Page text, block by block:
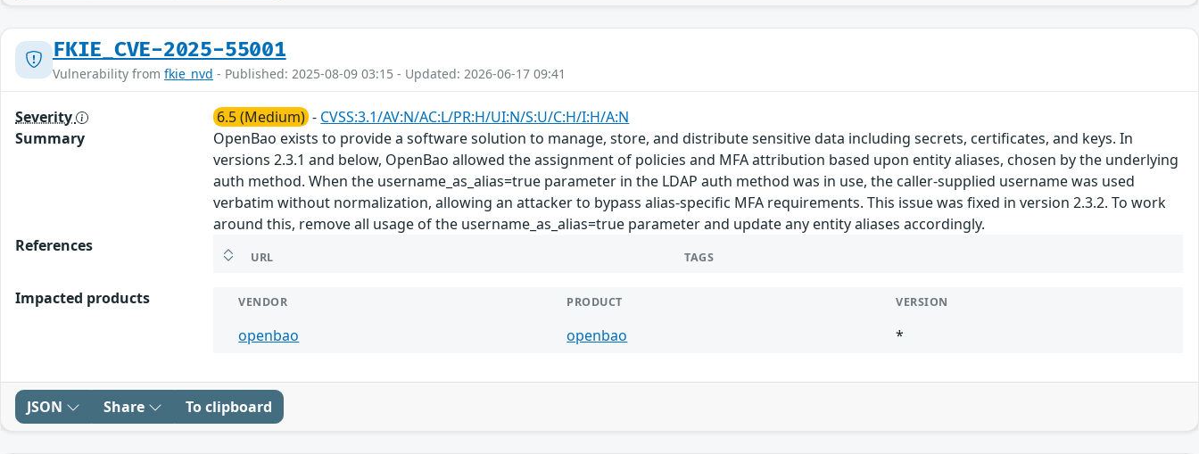
FKIE_CVE-2025-55001
Vulnerability from fkie_nvd - Published: 2025-08-09 03:15 - Updated: 2026-06-17 09:41
Severity 6.5 (Medium) - CVSS:3.1/AV:N/AC:L/PR:H/UI:N/S:U/C:H/I:H/A:N
Summary
OpenBao exists to provide a software solution to manage, store, and distribute sensitive data including secrets, certificates, and keys. In
versions 2.3.1 and below, OpenBao allowed the assignment of policies and MFA attribution based upon entity aliases, chosen by the underlying
auth method. When the username_as_alias=true parameter in the LDAP auth method was in use, the caller-supplied username was used
verbatim without normalization, allowing an attacker to bypass alias-specific MFA requirements. This issue was fixed in version 2.3.2. To work
around this, remove all usage of the username_as_alias=true parameter and update any entity aliases accordingly.
References
URL TAGS
Impacted products VENDOR PRODUCT VERSION
openbao openbao *
JSON Share To clipboard